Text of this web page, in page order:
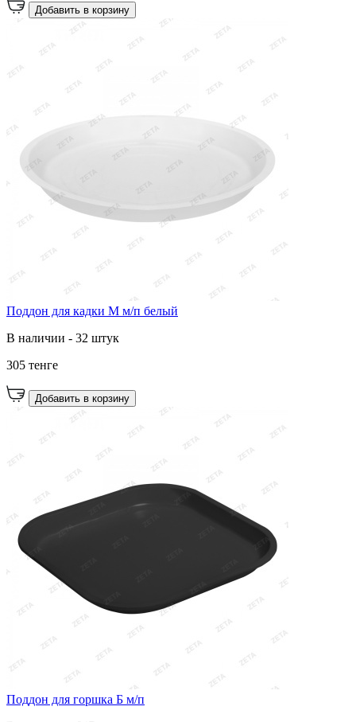
Добавить в корзину
Поддон для кадки М м/п белый
В наличии - 32 штук
305 тенге
Добавить в корзину
Поддон для горшка Б м/п